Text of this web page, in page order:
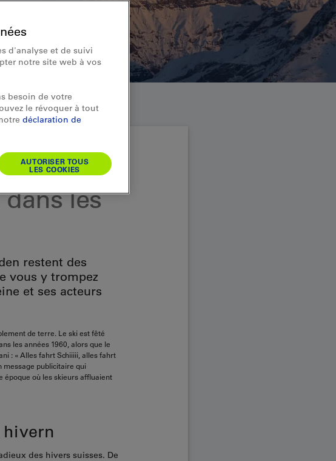
les
restent des
vous y trompez
et ses acteurs
de terre. Le ski est fêté
les années 1960, alors que le
: « Alles fahrt Schiiiii, alles fahrt
message publicitaire qui
époque où les skieurs affluaient
hivern
des hivers suisses. De
d'analyse et de suivi
notre site web à vos
besoin de votre
le révoquer à tout
déclaration de
AUTORISER TOUS
LES COOKIES